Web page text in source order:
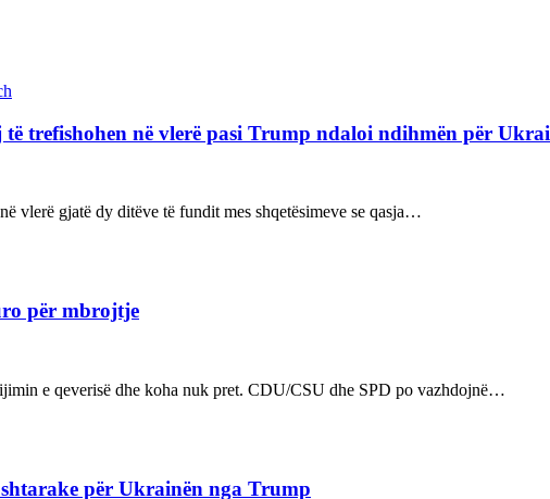
trefishohen në vlerë pasi Trump ndaloi ndihmën për
vlerë gjatë dy ditëve të fundit mes shqetësimeve se qasja…
për mbrojtje
e qeverisë dhe koha nuk pret. CDU/CSU dhe SPD po vazhdojnë…
për Ukrainën nga Trump